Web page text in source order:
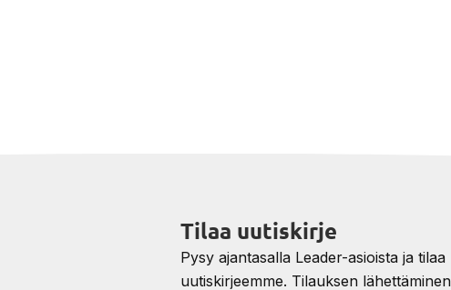
Tilaa uutiskirje
Pysy ajantasalla Leader-asioista ja tilaa
uutiskirjeemme. Tilauksen lähettäminen